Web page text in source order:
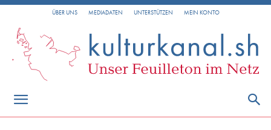
ÜBER UNS MEDIADATEN UNTERSTÜTZEN MEIN KONTO